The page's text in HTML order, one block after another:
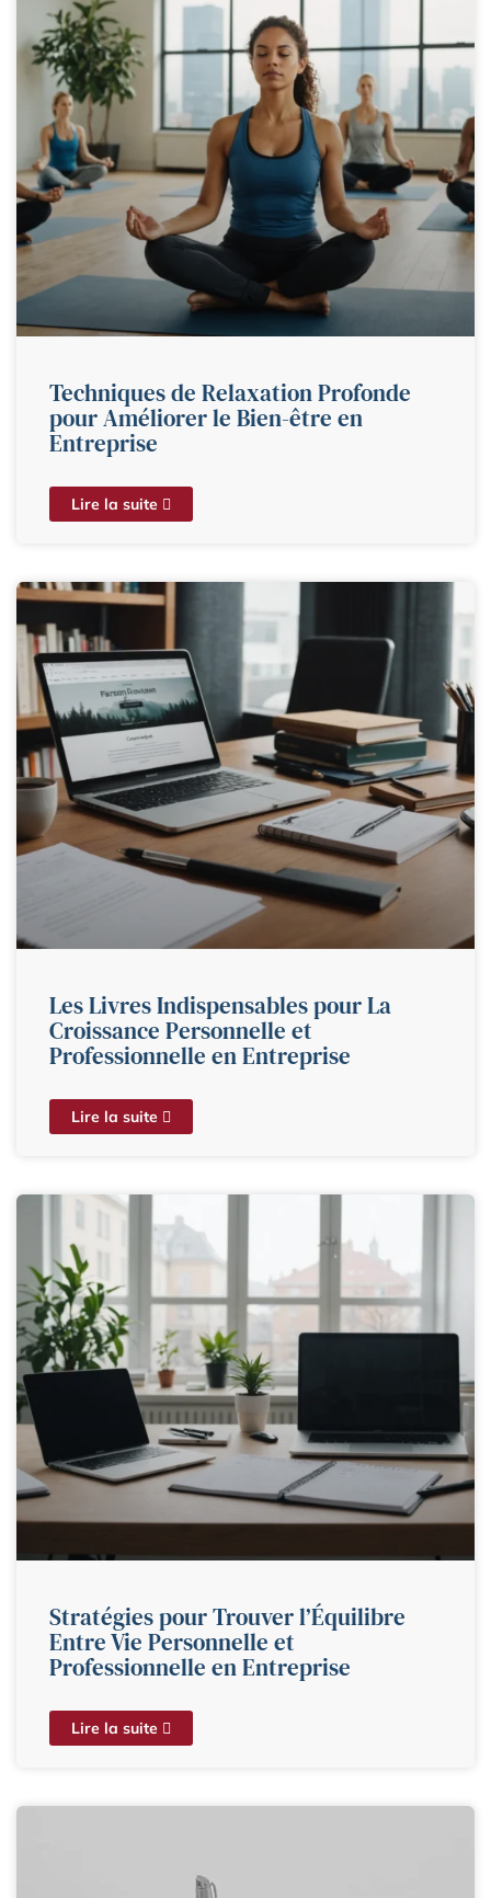
Techniques de Relaxation Profonde
pour Améliorer le Bien-être en
Entreprise
Lire la suite
Les Livres Indispensables pour La
Croissance Personnelle et
Professionnelle en Entreprise
Lire la suite
Stratégies pour Trouver l’Équilibre
Entre Vie Personnelle et
Professionnelle en Entreprise
Lire la suite